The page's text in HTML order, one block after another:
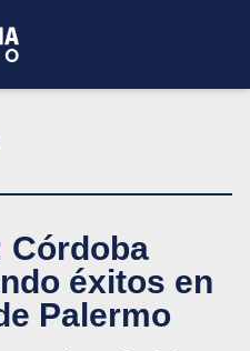
Córdoba
éxitos en
Palermo